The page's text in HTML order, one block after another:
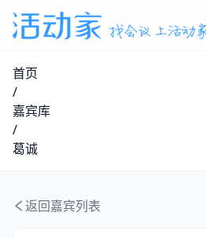
首页
/
嘉宾库
/
葛诚
返回嘉宾列表